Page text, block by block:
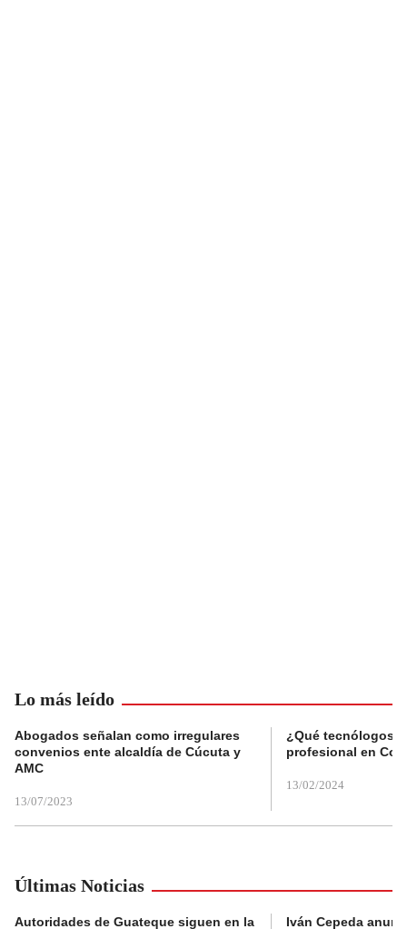
Lo más leído
Abogados señalan como irregulares
convenios ente alcaldía de Cúcuta y
AMC
13/07/2023
¿Qué tecnólogos
profesional en
13/02/2024
Últimas Noticias
Autoridades de Guateque siguen en la Iván Cepeda